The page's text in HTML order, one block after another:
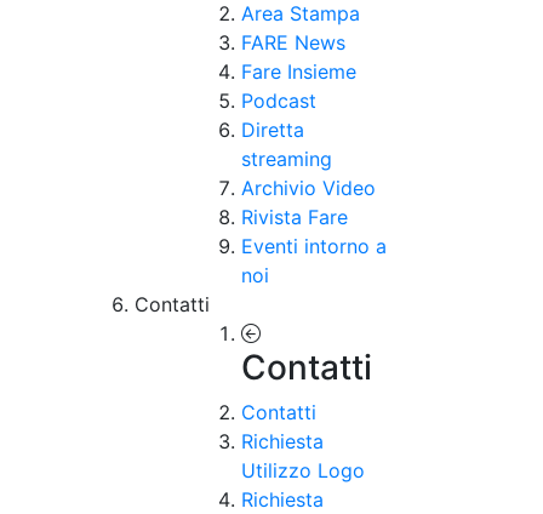
Area Stampa
FARE News
Fare Insieme
Podcast
Diretta
streaming
Archivio Video
Rivista Fare
Eventi intorno a
noi
Contatti
Contatti
Contatti
Richiesta
Utilizzo Logo
Richiesta